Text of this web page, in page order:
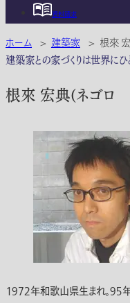
資料請求
ホーム > 建築家 > 根來
建築家との家づくりは世界にひ
根來 宏典(ネゴロ
１９７２年和歌山県生まれ。